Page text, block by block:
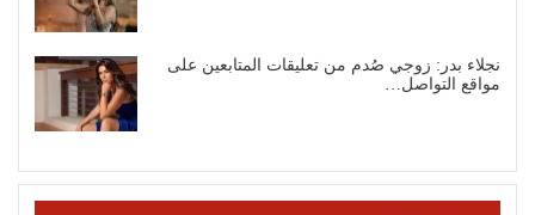
نجلاء بدر: زوجي صُدم من تعليقات المتابعين على
مواقع التواصل…